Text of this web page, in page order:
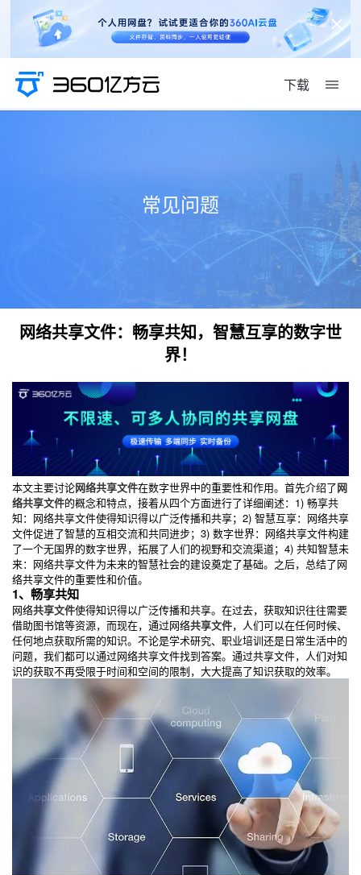
下载
常见问题
网络共享文件：畅享共知，智慧互享的数字世
界！
本文主要讨论网络共享文件在数字世界中的重要性和作用。首先介绍了网
络共享文件的概念和特点，接着从四个方面进行了详细阐述：1) 畅享共
知：网络共享文件使得知识得以广泛传播和共享；2) 智慧互享：网络共享
文件促进了智慧的互相交流和共同进步；3) 数字世界：网络共享文件构建
了一个无国界的数字世界，拓展了人们的视野和交流渠道；4) 共知智慧未
来：网络共享文件为未来的智慧社会的建设奠定了基础。之后，总结了网
络共享文件的重要性和价值。
1、畅享共知
网络共享文件使得知识得以广泛传播和共享。在过去，获取知识往往需要
借助图书馆等资源，而现在，通过网络共享文件，人们可以在任何时候、
任何地点获取所需的知识。不论是学术研究、职业培训还是日常生活中的
问题，我们都可以通过网络共享文件找到答案。通过共享文件，人们对知
识的获取不再受限于时间和空间的限制，大大提高了知识获取的效率。